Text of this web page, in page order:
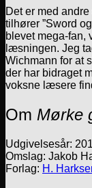
Det er med
tilhører ”Sword
blevet mega-fan,
læsningen. Jeg
Wichmann for at
der har bidraget
voksne læsere
Om Mørke
Udgivelsesår:
Omslag: Jakob
Forlag: H.